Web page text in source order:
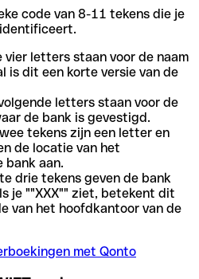
code van 8-11 tekens die je
vier letters staan voor de naam
is dit een korte versie van de
letters staan voor de
de bank is gevestigd.
tekens zijn een letter en
de locatie van het
bank aan.
drie tekens geven de bank
je ""XXX"" ziet, betekent dit
van het hoofdkantoor van de
met Qonto